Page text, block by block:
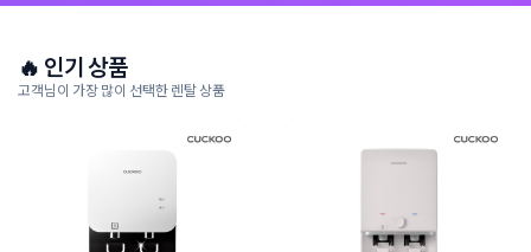
🔥 인기 상품
고객님이 가장 많이 선택한 렌탈 상품